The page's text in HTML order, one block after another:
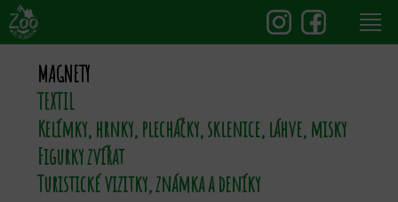
MAGNETY
TEXTIL
Kelímky, hrnky, plecháčky, sklenice, láhve, misky
Figurky zvířat
Turistické vizitky, známka a deníky